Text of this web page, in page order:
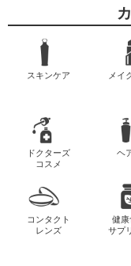
スキンケア メイ
ドクターズ
コスメ
ヘ
コンタクト
レンズ
健康
サプ